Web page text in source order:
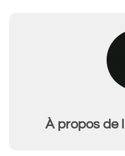
À propos de